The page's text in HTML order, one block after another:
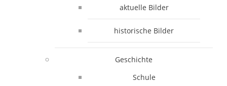
aktuelle Bilder
historische Bilder
Geschichte
Schule